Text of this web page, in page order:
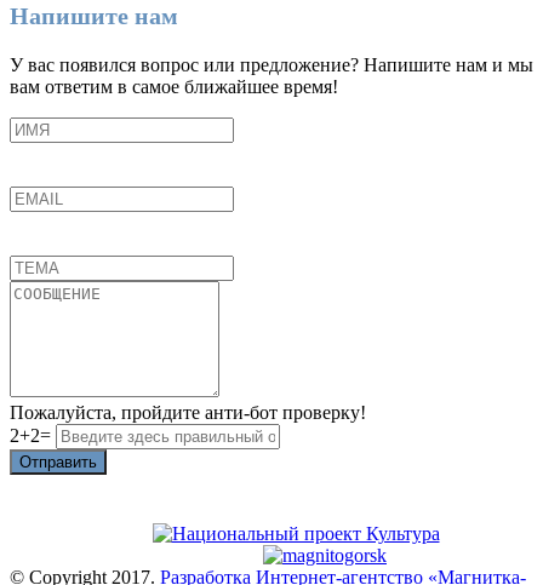
Напишите нам
У вас появился вопрос или предложение? Напишите нам и мы
вам ответим в самое ближайшее время!
Пожалуйста, пройдите анти-бот проверку!
2+2=
Отправить
© Copyright 2017. Разработка Интернет-агентство «Магнитка-